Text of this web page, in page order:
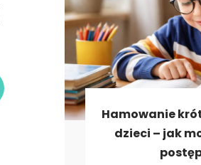
Hamowanie
dzieci – jak